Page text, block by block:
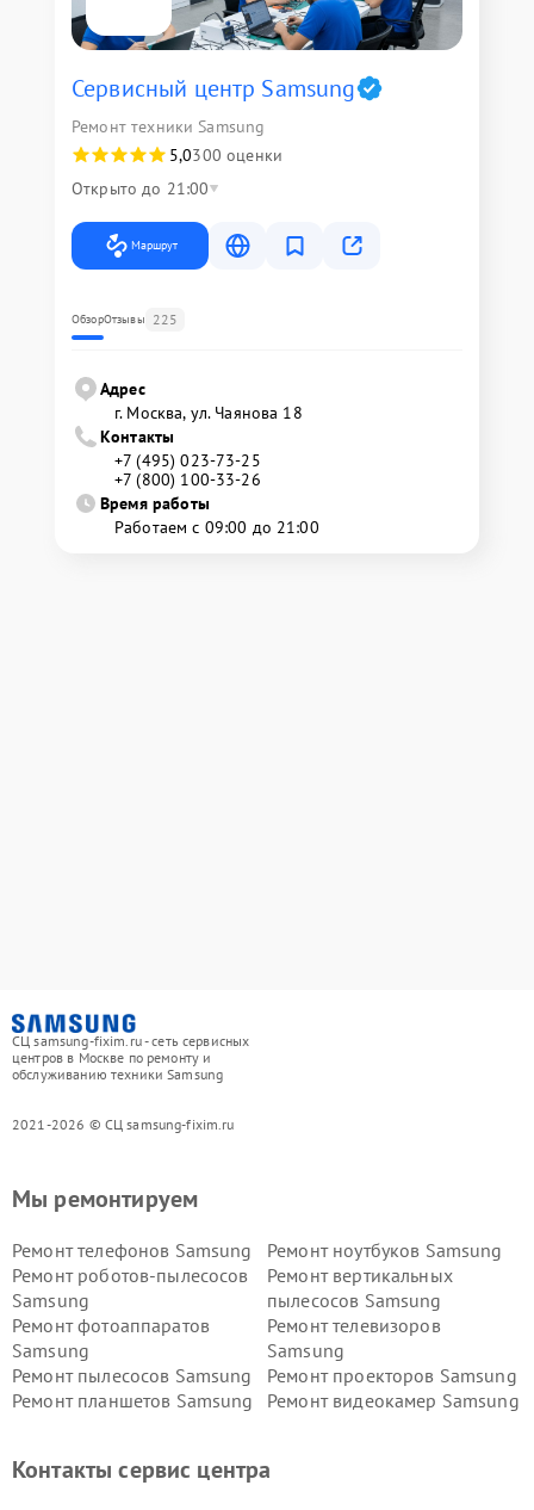
Сервисный центр Samsung
Ремонт техники Samsung
5,0300 оценки
Открыто до 21:00
Маршрут
ОбзорОтзывы 225
Адрес
г. Москва, ул. Чаянова 18
Контакты
+7 (495) 023-73-25
+7 (800) 100-33-26
Время работы
Работаем с 09:00 до 21:00
СЦ samsung-fixim.ru - сеть сервисных
центров в Москве по ремонту и
обслуживанию техники Samsung
2021-2026 © СЦ samsung-fixim.ru
Мы ремонтируем
Ремонт телефонов Samsung
Ремонт ноутбуков Samsung
Ремонт роботов-пылесосов
Samsung
Ремонт вертикальных
пылесосов Samsung
Ремонт фотоаппаратов
Samsung
Ремонт телевизоров
Samsung
Ремонт пылесосов Samsung
Ремонт проекторов Samsung
Ремонт планшетов Samsung
Ремонт видеокамер Samsung
Контакты сервис центра